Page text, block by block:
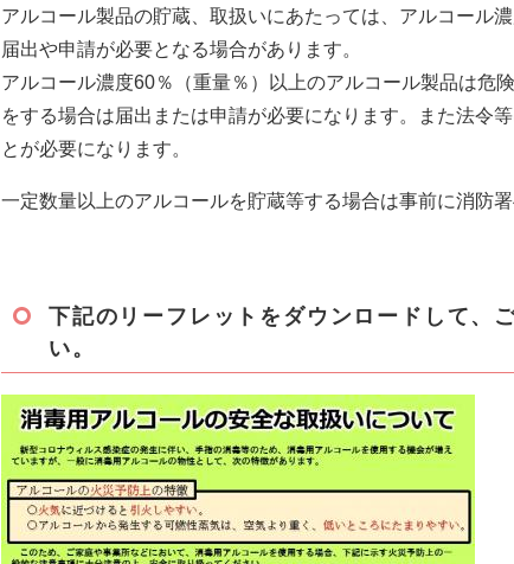
アルコール製品の貯蔵、取扱いにあたっては、アルコール
届出や申請が必要となる場合があります。
アルコール濃度60％（重量％）以上のアルコール製品は危
をする場合は届出または申請が必要になります。また法令
とが必要になります。
一定数量以上のアルコールを貯蔵等する場合は事前に消防署
下記のリーフレットをダウンロードして、
い。